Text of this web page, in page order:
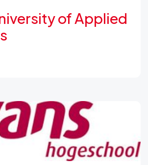
of Applied